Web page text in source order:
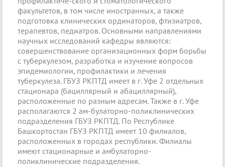
факультетов, в том числе иностранных, а также
подготовка клинических ординаторов, фтизиатров,
терапевтов, педиатров. Основными направлениями
научных исследований кафедры являются:
совершенствование организационных форм борьбы
с туберкулезом, разработка и изучение вопросов
эпидемиологии, профилактики и лечения
туберкулеза. ГБУЗ РКПТД имеет в г. Уфе 2 отдельных
стационара (бациллярный и абациллярный),
расположенные по разным адресам. Также в г. Уфе
располагаются 2 ам-булаторно-поликлинических
подразделения ГБУЗ РКПТД. По Республике
Башкортостан ГБУЗ РКПТД имеет 10 филиалов,
расположенных в городах республики. Филиалы
имеют стационарные и амбулаторно-
поликлинические подразделения.